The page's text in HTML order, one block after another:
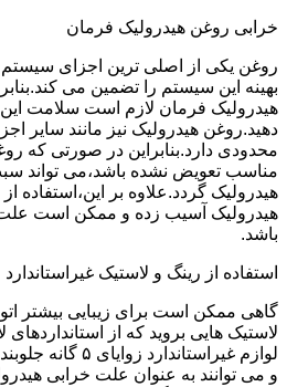
خرابی روغن هیدرولیک فرمان
روغن یکی از اصلی ترین اجزای
بهینه این سیستم را تضمین می
هیدرولیک فرمان لازم است سلامت
دهید.روغن هیدرولیک نیز مانند سایر
محدودی دارد.بنابراین در صورتی که
مناسب تعویض نشده باشد،می تواند
هیدرولیک گردد.علاوه بر
هیدرولیک آسیب زده و ممکن است
باشد.
استفاده از رینگ و لاستیک غیراستاندارد
گاهی ممکن است برای زیبایی بیشتر
لاستیک هایی بروید که از استانداردهای
لوازم
و می توانند به عنوان علت خرابی